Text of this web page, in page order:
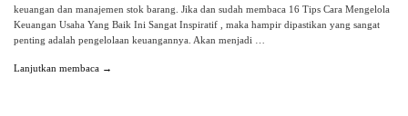
keuangan dan manajemen stok barang. Jika dan sudah membaca 16 Tips Cara Mengelola
Keuangan Usaha Yang Baik Ini Sangat Inspiratif , maka hampir dipastikan yang sangat
penting adalah pengelolaan keuangannya. Akan menjadi …
Lanjutkan membaca →